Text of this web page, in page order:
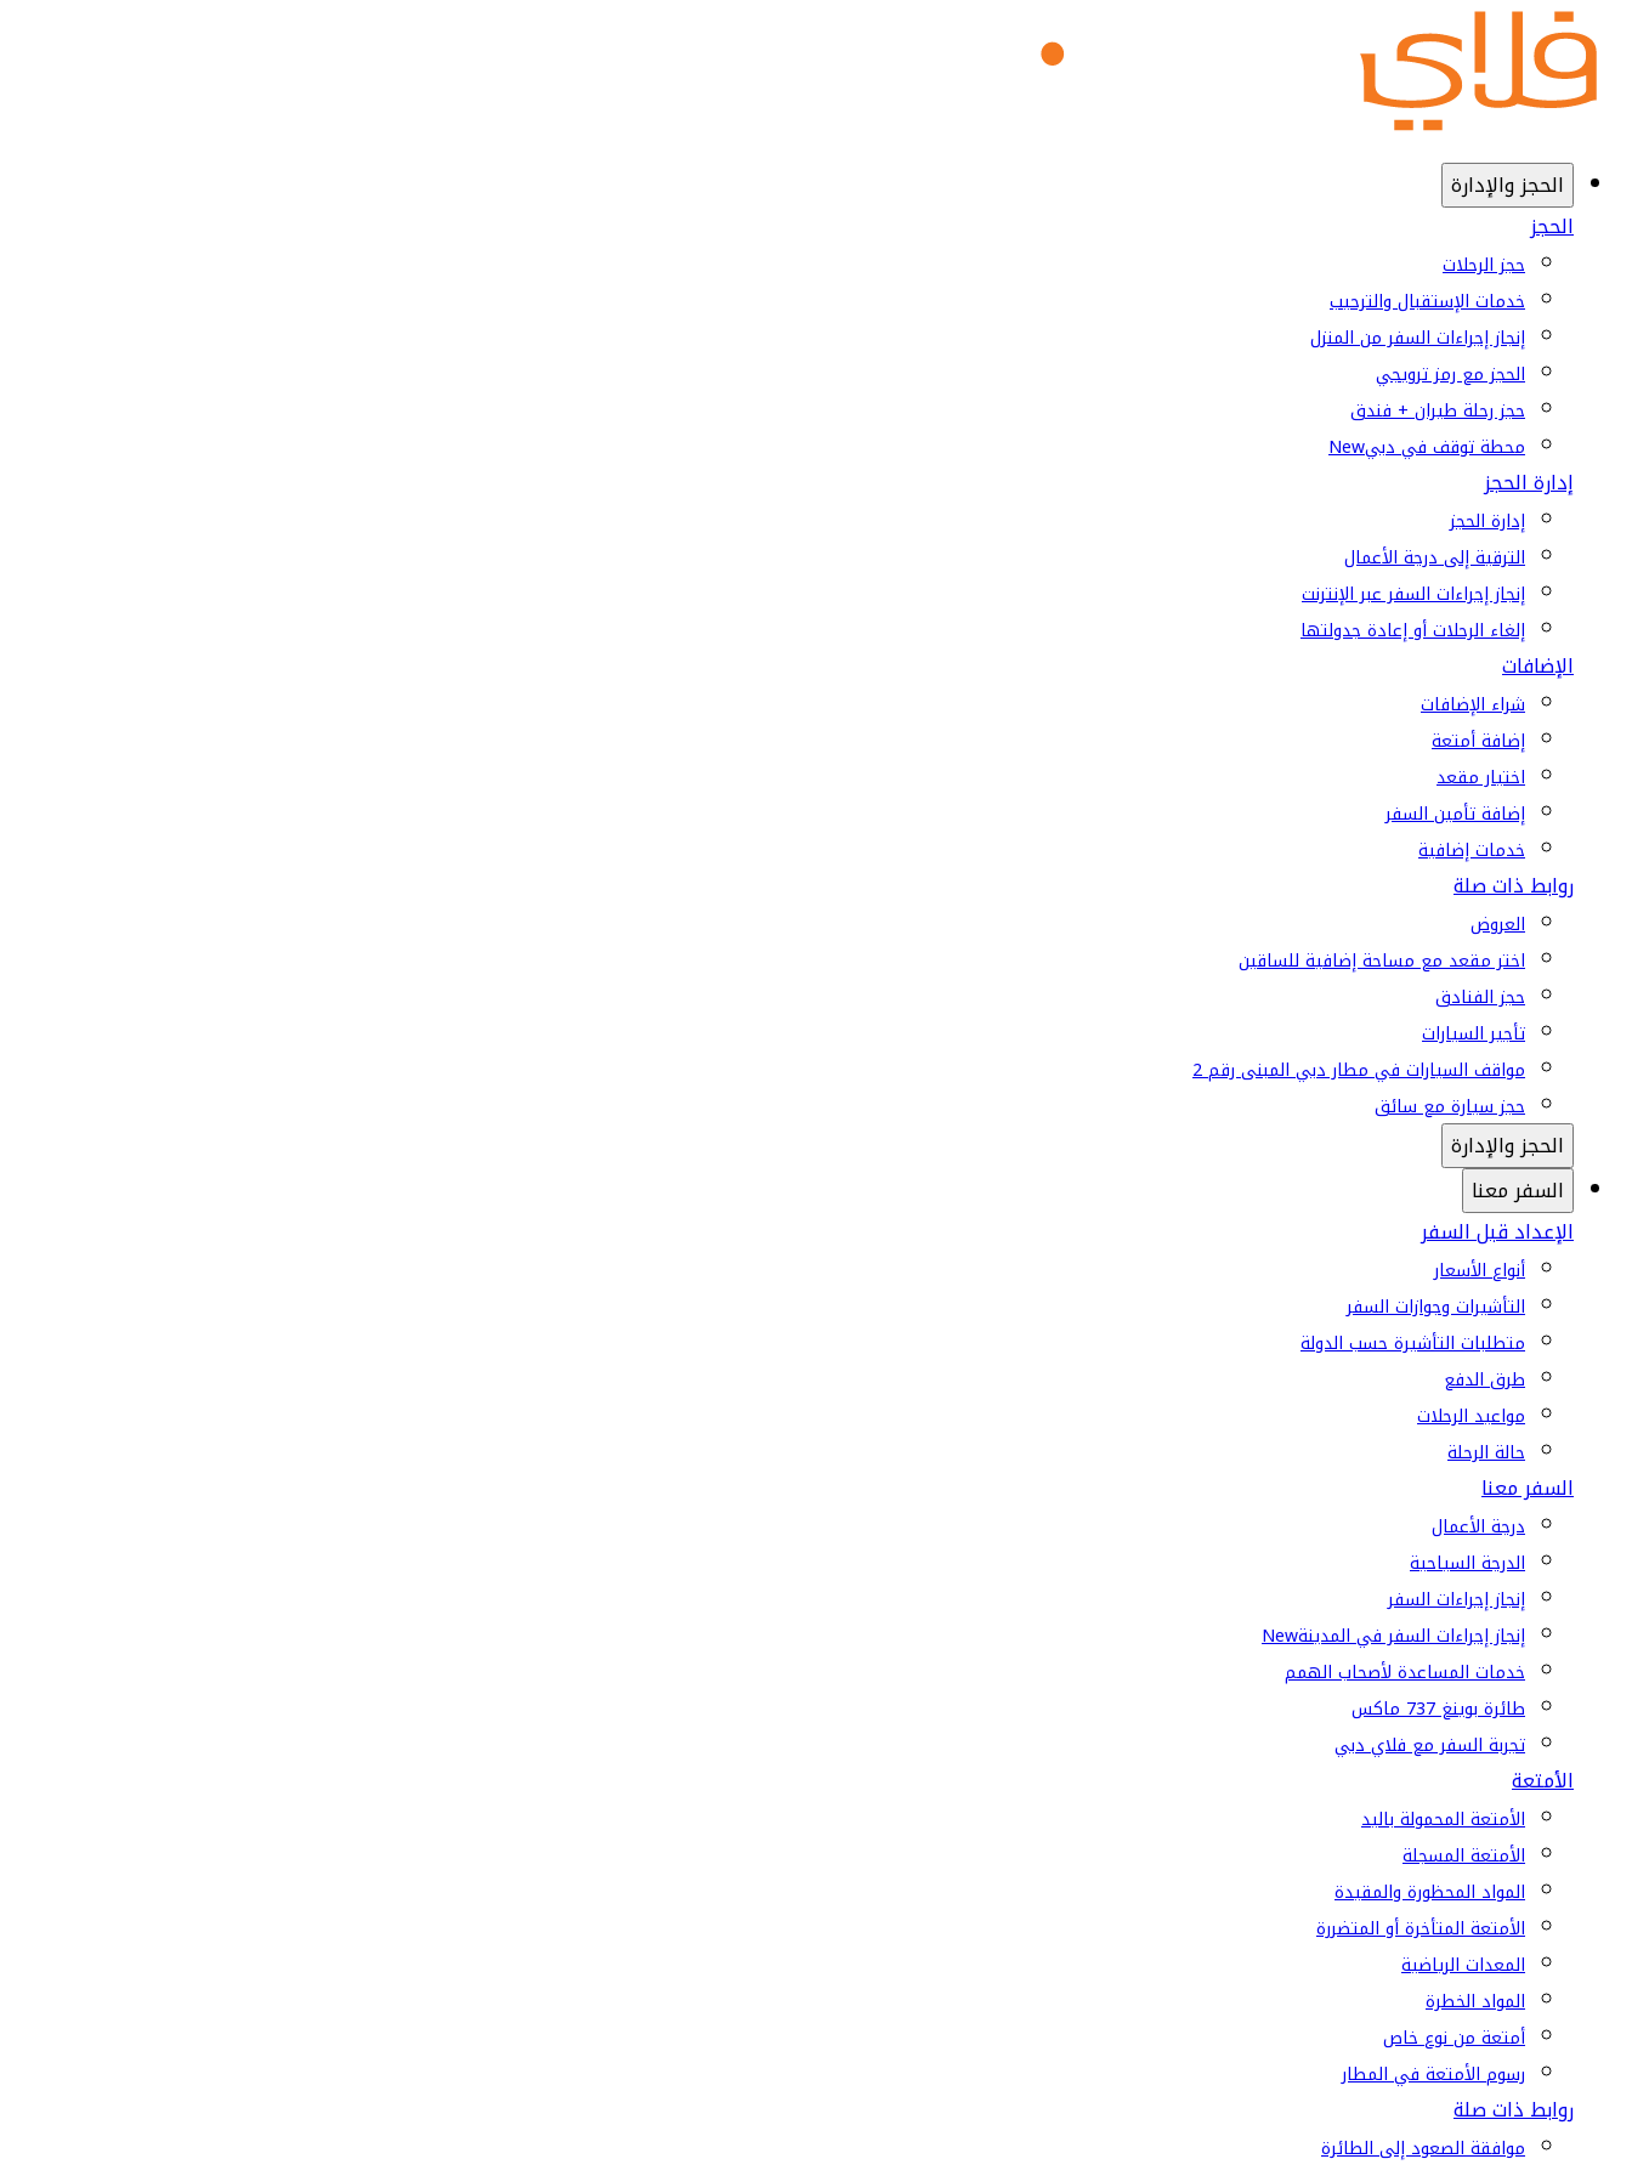
الحجز والإدارة
الحجز
حجز الرحلات
خدمات الإستقبال والترحيب
إنجاز إجراءات السفر من المنزل
الحجز مع رمز ترويجي
حجز رحلة طيران + فندق
محطة توقف في دبيNew
إدارة الحجز
إدارة الحجز
الترقية إلى درجة الأعمال
إنجاز إجراءات السفر عبر الإنترنت
إلغاء الرحلات أو إعادة جدولتها
الإضافات
شراء الإضافات
إضافة أمتعة
اختيار مقعد
إضافة تأمين السفر
خدمات إضافية
روابط ذات صلة
العروض
اختر مقعد مع مساحة إضافية للساقين
حجز الفنادق
تأجير السيارات
مواقف السيارات في مطار دبي المبنى رقم 2
حجز سيارة مع سائق
الحجز والإدارة
السفر معنا
الإعداد قبل السفر
أنواع الأسعار
التأشيرات وجوازات السفر
متطلبات التأشيرة حسب الدولة
طرق الدفع
مواعيد الرحلات
حالة الرحلة
السفر معنا
درجة الأعمال
الدرجة السياحية
إنجاز إجراءات السفر
إنجاز إجراءات السفر في المدينةNew
خدمات المساعدة لأصحاب الهمم
طائرة بوينغ 737 ماكس
تجربة السفر مع فلاي دبي
الأمتعة
الأمتعة المحمولة باليد
الأمتعة المسجلة
المواد المحظورة والمقيدة
الأمتعة المتأخرة أو المتضررة
المعدات الرياضية
المواد الخطرة
أمتعة من نوع خاص
رسوم الأمتعة في المطار
روابط ذات صلة
موافقة الصعود إلى الطائرة